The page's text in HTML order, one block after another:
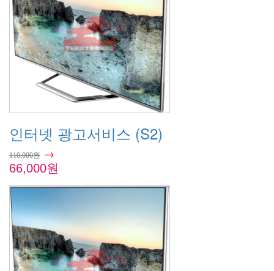
인터넷 광고서비스 (S2)
110,000원 →
66,000원